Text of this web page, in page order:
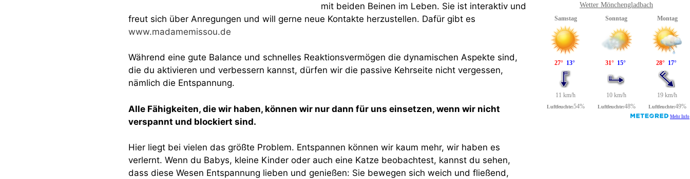
mit beiden Beinen im Leben. Sie ist interaktiv und
freut sich über Anregungen und will gerne neue Kontakte herzustellen. Dafür gibt es
www.madamemissou.de
Während eine gute Balance und schnelles Reaktionsvermögen die dynamischen Aspekte sind,
die du aktivieren und verbessern kannst, dürfen wir die passive Kehrseite nicht vergessen,
nämlich die Entspannung.
Alle Fähigkeiten, die wir haben, können wir nur dann für uns einsetzen, wenn wir nicht
verspannt und blockiert sind.
Hier liegt bei vielen das größte Problem. Entspannen können wir kaum mehr, wir haben es
verlernt. Wenn du Babys, kleine Kinder oder auch eine Katze beobachtest, kannst du sehen,
dass diese Wesen Entspannung lieben und genießen: Sie bewegen sich weich und fließend,
Wetter Mönchengladbach